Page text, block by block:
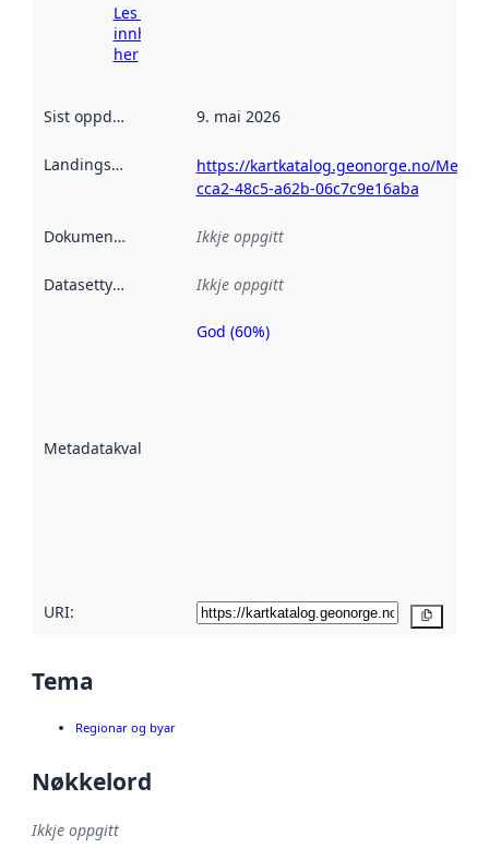
Les meir om
innhenting
her
Sist oppdatert 9. mai 2026
Landingsside
https://kartkatalog.geonorge.no/
cca2-48c5-a62b-06c7c9e16aba
Dokumentasjon Ikkje oppgitt
Datasettype Ikkje oppgitt
Metadatakvalitet
Metadatakvalitet
God (60%)
URI:
Tema
Regionar og byar
Nøkkelord
Ikkje oppgitt